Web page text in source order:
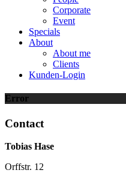
Corporate
Event
Specials
About
About me
Clients
Kunden-Login
Error
Contact
Tobias Hase
Orffstr. 12